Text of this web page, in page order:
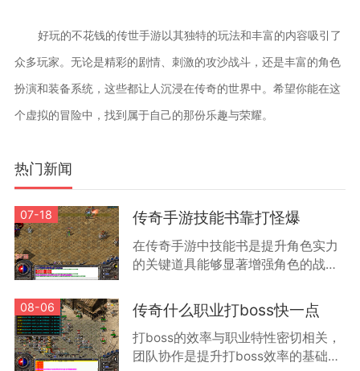
好玩的不花钱的传世手游以其独特的玩法和丰富的内容吸引了
众多玩家。无论是精彩的剧情、刺激的攻沙战斗，还是丰富的角色
扮演和装备系统，这些都让人沉浸在传奇的世界中。希望你能在这
个虚拟的冒险中，找到属于自己的那份乐趣与荣耀。
热门新闻
07-18 传奇手游技能书靠打怪爆
在传奇手游中技能书是提升角色实力
的关键道具能够显著增强角色的战斗
能书主要通过击败怪物获得不同等级
的怪物掉落技能书的品质和类型有所
差
08-06 传奇什么职业打boss快一点
打boss的效率与职业特性密切相关，
团队协作是提升打boss效率的基础方